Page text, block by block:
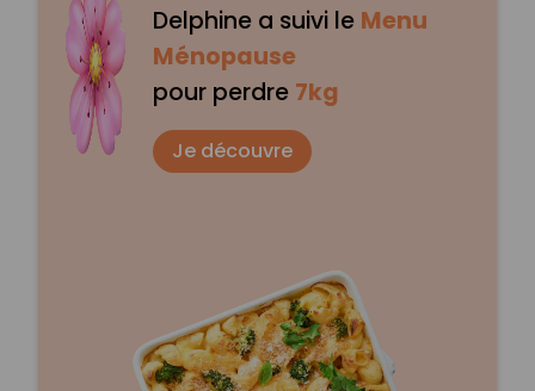
Delphine a suivi le Menu
Ménopause
pour perdre 7kg
Je découvre